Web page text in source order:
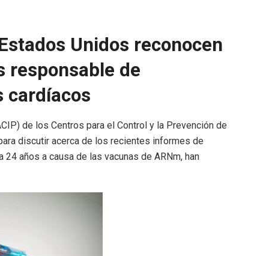
Unidos reconocen
responsable de
cardíacos
de los Centros para el Control y la Prevención de
discutir acerca de los recientes informes de
años a causa de las vacunas de ARNm, han